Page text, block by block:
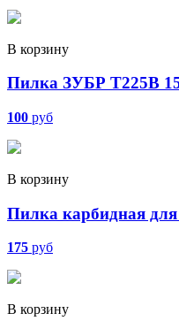
В корзину
Пилка ЗУБР Т225B
100 руб
В корзину
Пилка карбидная для
175 руб
В корзину